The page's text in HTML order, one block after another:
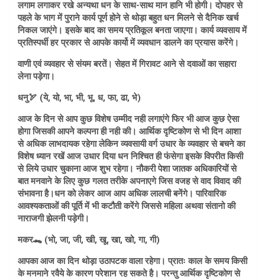
लगाम लगाकर रखे अन्यथा धन के साथ-साथ मान हानि भी होगी। दोपहर से
पहले के भाग में पुराने कार्य पूर्ण होने से थोड़ा बहुत धन मिलने से दैनिक खर्च
निकल जाएंगे। इसके बाद का समय प्रतिकूल बनता जाएगा। कार्य व्यवसाय में
प्रतिस्पर्धी हर प्रकार से आपके कार्यो में व्यवधान डालने का प्रयास करेंगे।
वाणी एवं व्यवहार से संयम बरतें। सेहत में गिरावट आने से दवाओं का सहारा
लेना पड़ेगा।
धनु🏹 (ये, यो, भा, भी, भू, ध, फा, ढा, भे)
आज के दिन से आप कुछ विशेष उम्मीद नही लगाएंगे फिर भी आज कुछ ऐसा
होगा जिसकी आपने कल्पना ही नही की। आर्थिक दृष्टिकोण से भी दिन आशा
से अधिक लाभदायक रहेगा लेकिन व्यवसायी वर्ग उधार के व्यवहार से बचने का
विशेष ध्यान रखें आज उधार दिया धन निश्चित ही फंसेगा इसके विपरीत किसी
से लिये उधार चुकाना आज शुभ रहेगा। नौकरी पेशा जातक अधिकारियों से
बात मनवाने के लिए कुछ गलत तरीके अपनाएगे जिस वजह से वाद विवाद की
संभावना है।धन को लेकर आज आप अधिक लालची बनेंगे। पारिवारिक
आवश्यकताओं की पूर्ति में भी कटौती करेंगे जिससे महिला अथवा संतानो की
नाराजगी झेलनी पड़ेगी।
मकर🐊 (भो, जा, जी, खी, खू, खा, खो, गा, गी)
आपका आज का दिन थोड़ा उठापटक वाला रहेगा। प्रातः काल के समय किसी
के मनमाने रवैये के कारण परेशान रह सकते है। परन्तु आर्थिक दृष्टिकोण से